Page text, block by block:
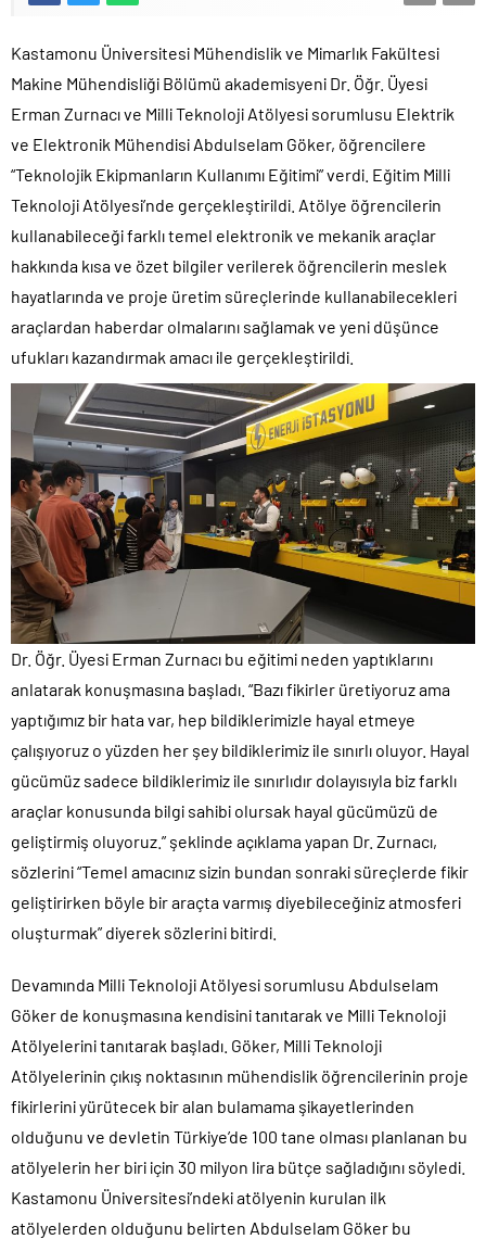
Kastamonu Üniversitesi Mühendislik ve Mimarlık Fakültesi
Makine Mühendisliği Bölümü akademisyeni Dr. Öğr. Üyesi
Erman Zurnacı ve Milli Teknoloji Atölyesi sorumlusu Elektrik
ve Elektronik Mühendisi Abdulselam Göker, öğrencilere
“Teknolojik Ekipmanların Kullanımı Eğitimi” verdi. Eğitim Milli
Teknoloji Atölyesi’nde gerçekleştirildi. Atölye öğrencilerin
kullanabileceği farklı temel elektronik ve mekanik araçlar
hakkında kısa ve özet bilgiler verilerek öğrencilerin meslek
hayatlarında ve proje üretim süreçlerinde kullanabilecekleri
araçlardan haberdar olmalarını sağlamak ve yeni düşünce
ufukları kazandırmak amacı ile gerçekleştirildi.
Dr. Öğr. Üyesi Erman Zurnacı bu eğitimi neden yaptıklarını
anlatarak konuşmasına başladı. “Bazı fikirler üretiyoruz ama
yaptığımız bir hata var, hep bildiklerimizle hayal etmeye
çalışıyoruz o yüzden her şey bildiklerimiz ile sınırlı oluyor. Hayal
gücümüz sadece bildiklerimiz ile sınırlıdır dolayısıyla biz farklı
araçlar konusunda bilgi sahibi olursak hayal gücümüzü de
geliştirmiş oluyoruz.” şeklinde açıklama yapan Dr. Zurnacı,
sözlerini “Temel amacınız sizin bundan sonraki süreçlerde fikir
geliştirirken böyle bir araçta varmış diyebileceğiniz atmosferi
oluşturmak” diyerek sözlerini bitirdi.
Devamında Milli Teknoloji Atölyesi sorumlusu Abdulselam
Göker de konuşmasına kendisini tanıtarak ve Milli Teknoloji
Atölyelerini tanıtarak başladı. Göker, Milli Teknoloji
Atölyelerinin çıkış noktasının mühendislik öğrencilerinin proje
fikirlerini yürütecek bir alan bulamama şikayetlerinden
olduğunu ve devletin Türkiye’de 100 tane olması planlanan bu
atölyelerin her biri için 30 milyon lira bütçe sağladığını söyledi.
Kastamonu Üniversitesi’ndeki atölyenin kurulan ilk
atölyelerden olduğunu belirten Abdulselam Göker bu